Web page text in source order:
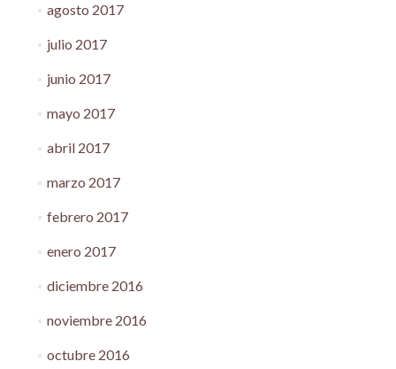
agosto 2017
julio 2017
junio 2017
mayo 2017
abril 2017
marzo 2017
febrero 2017
enero 2017
diciembre 2016
noviembre 2016
octubre 2016